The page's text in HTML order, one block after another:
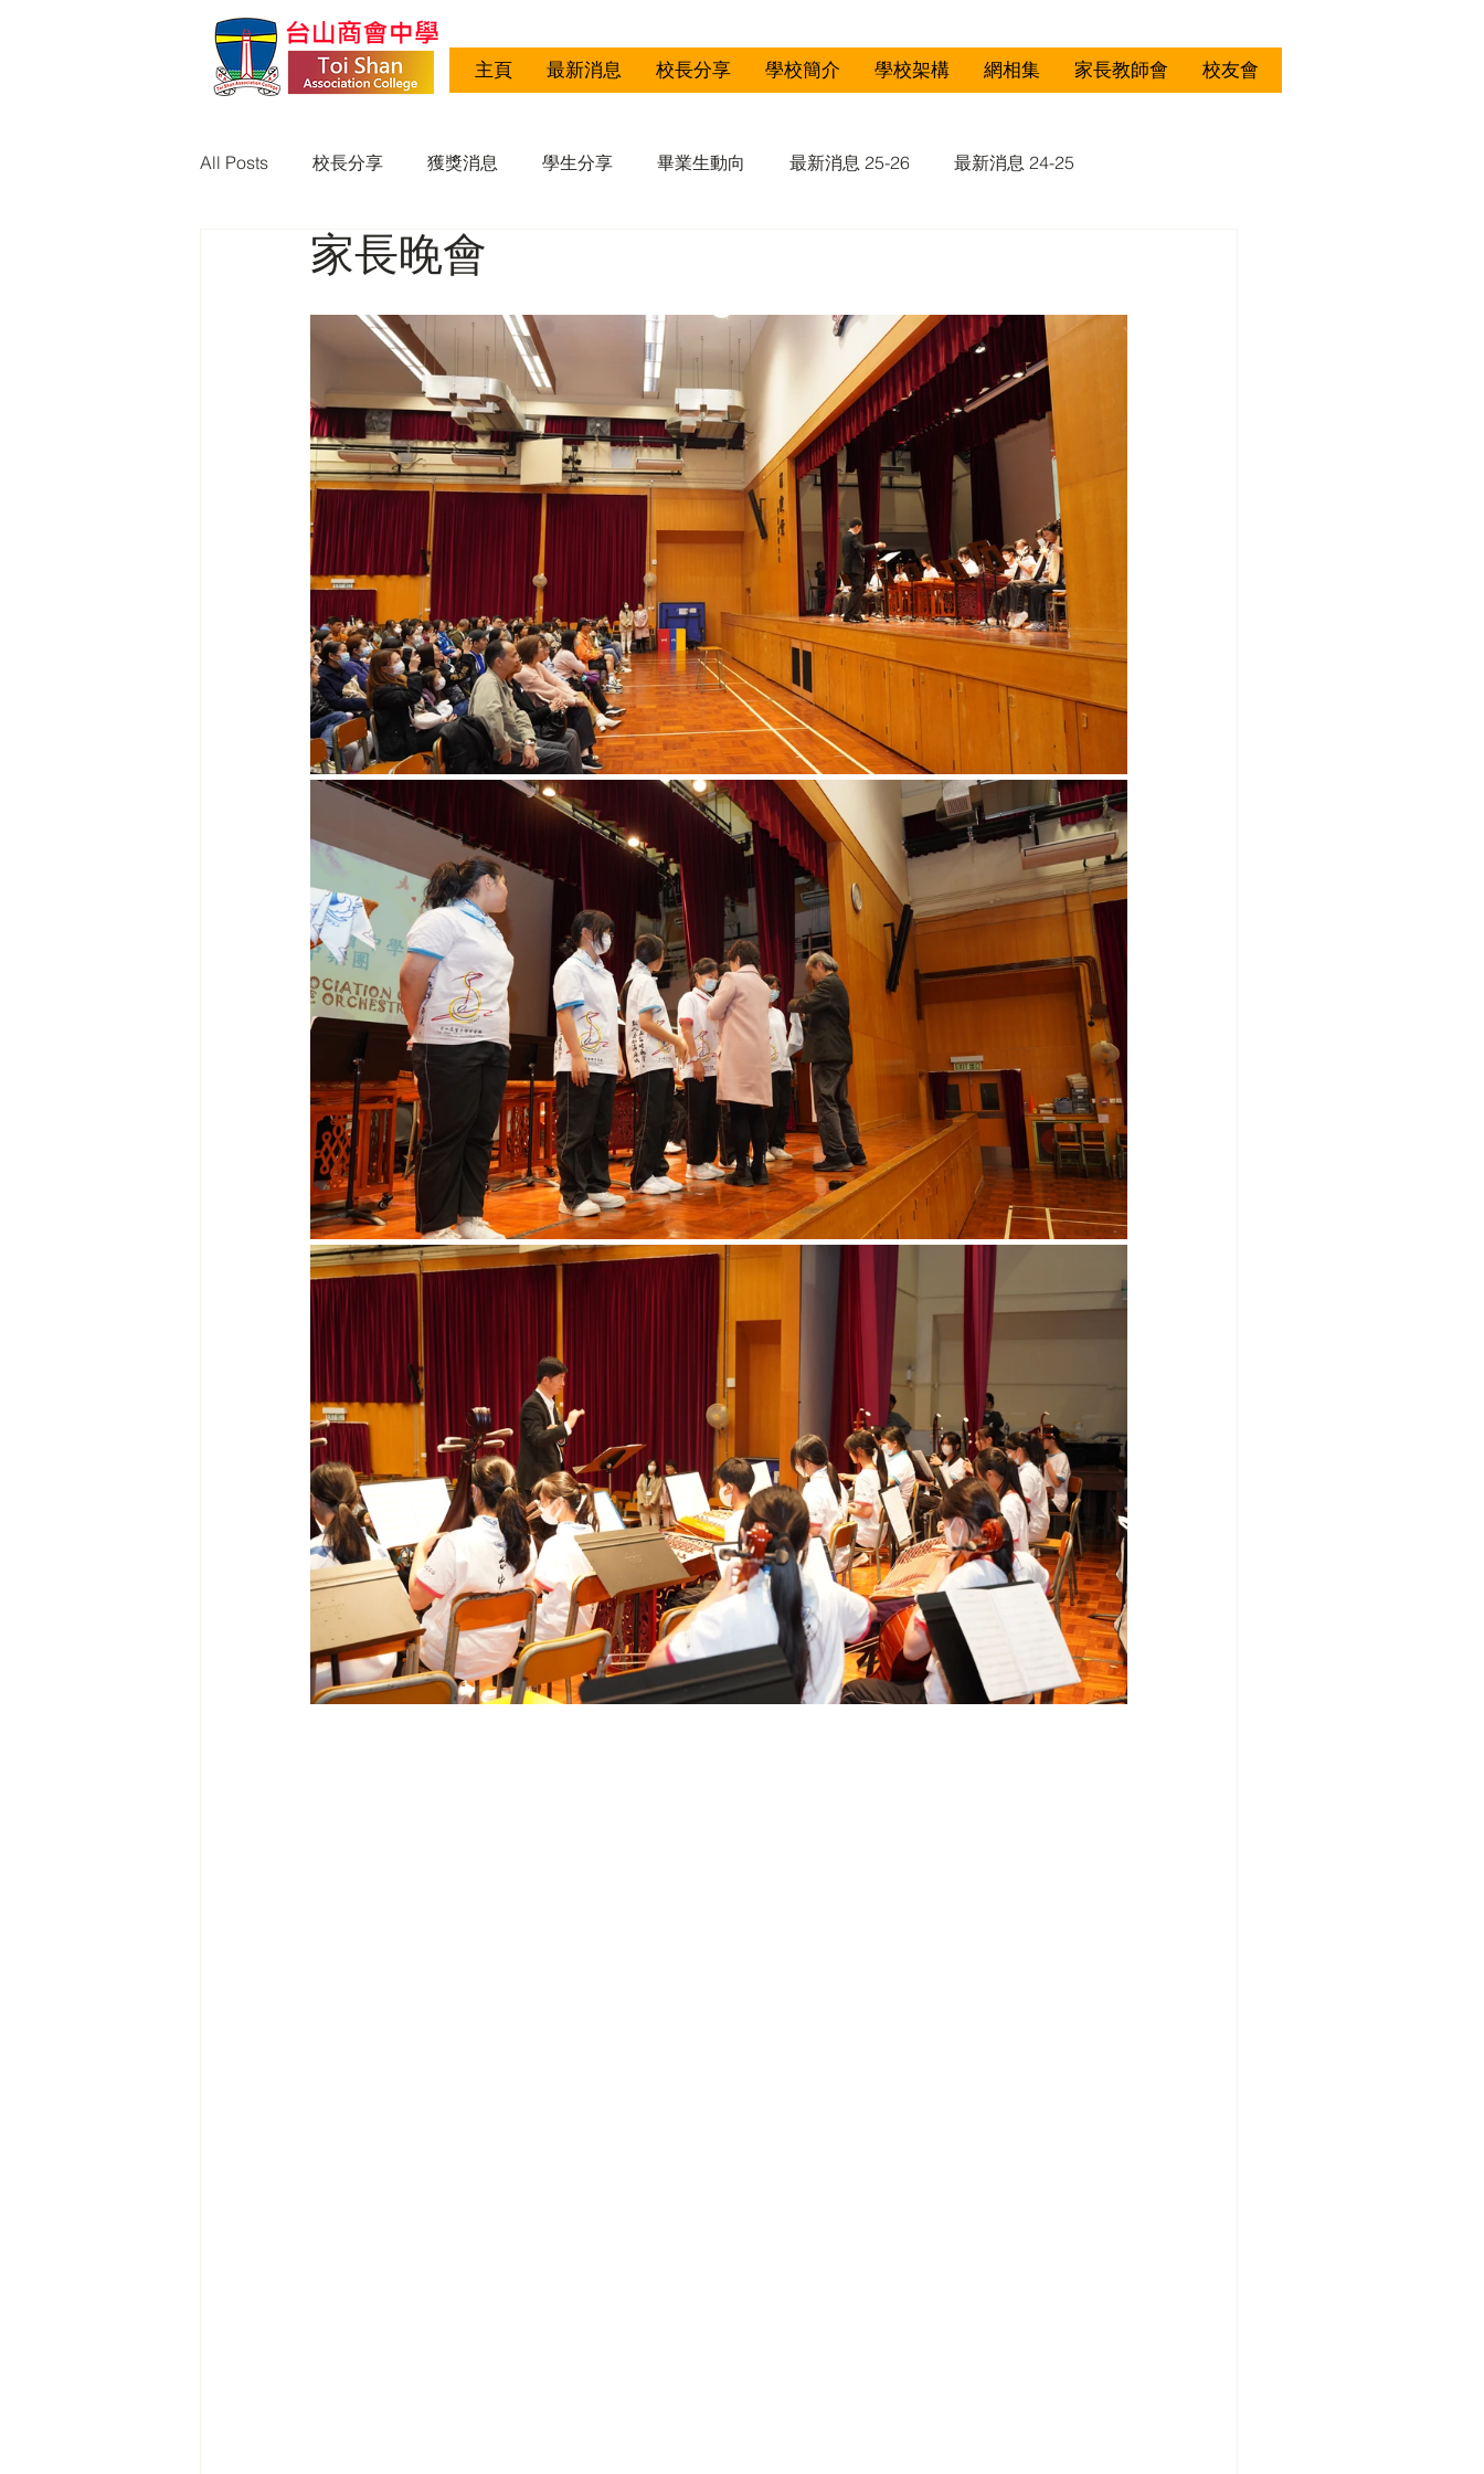
主頁 最新消息 校長分享 學校簡介 學校架構 網相集 家長教師會 校友會
All Posts 校長分享 獲獎消息 學生分享 畢業生動向 最新消息 25-26 最新消息 24-25
最新消息 23-24 最新消息 22-23
家長晚會